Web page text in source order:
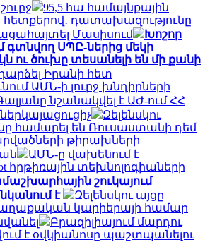
95,5 հա համայնքային
դատախազությունը
Մասիսում
Խոշոր
գտնվող ՍՊԸ-ներից մեկի
ու ծուխը տեսանելի են մի քանի
Իրանի հետ
ԱՄՆ-ի լուրջ խնդիրների
նշանակվել է ԱԺ-ում ՀՀ
Զելենսկու
համարել են Ռուսաստանի դեմ
թիրախների
ԱՄՆ-ը վախենում է
հրթիռային տեխնոլոգիաների
շուկայում
է
Զելենսկու այցը
կարիերայի համար
Բրազիլիայում մարդու
է օվկիանոսը պաշտպանելու